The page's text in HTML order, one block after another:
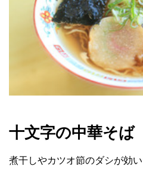
十文字の中華そば
煮干しやカツオ節のダシが効